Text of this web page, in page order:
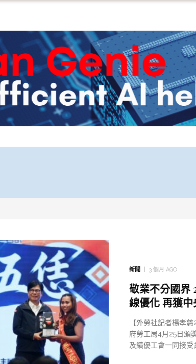
新聞 3 個月 AGO
敬業不分國界
線優化 再獲中
【外勞社記者楊孝
府勞工局4月25日頒
及績優工會一同接